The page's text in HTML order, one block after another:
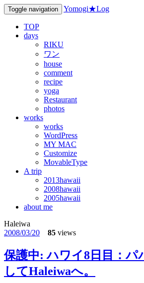
Toggle navigation Yomogi★Log
TOP
days
RIKU
ワン
house
comment
recipe
yoga
Restaurant
photos
works
works
WordPress
MY MAC
Customize
MovableType
A trip
2013hawaii
2008hawaii
2005hawaii
about me
Haleiwa
2008/03/20
85 views
保護中: ハワイ8日目：
してHaleiwaへ。